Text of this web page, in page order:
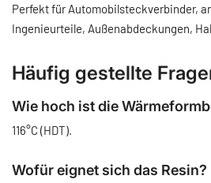
Perfekt für Automobilsteckverbinder,
Ingenieurteile, Außenabdeckungen,
Häufig gestellte
Wie hoch ist die
116°C (HDT).
Wofür eignet sich das Resin?